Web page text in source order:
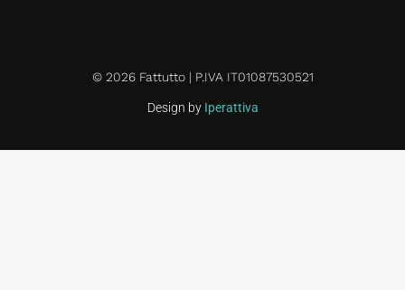
© 2026 Fattutto | P.IVA IT01087530521
Design by Iperattiva